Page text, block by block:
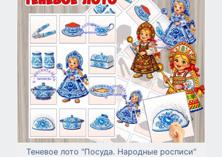
Теневое лото "Посуда. Народные росписи"